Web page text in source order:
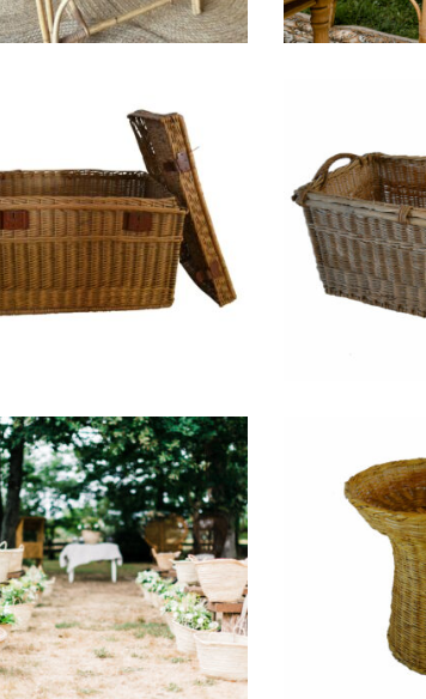
Malle en rotin
« Charlie »
29,00€
Malle rotin
Panier « Ninon »
5,80€
«